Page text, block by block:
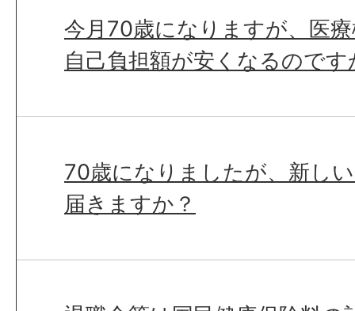
今月70歳になりますが、医
自己負担額が安くなるのです
70歳になりましたが、新し
届きますか？